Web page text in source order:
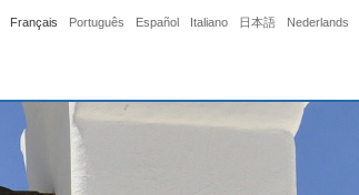
Français Português Español Italiano 日本語 Nederlands